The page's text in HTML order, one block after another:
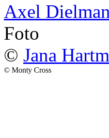
Axel
Foto
© Jana
© Monty Cross